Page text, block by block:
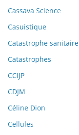
Cassava Science
Casuistique
Catastrophe sanitaire
Catastrophes
CCIJP
CDJM
Céline Dion
Cellules